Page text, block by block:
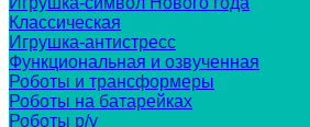
Классическая
Игрушка-антистресс
Функциональная и озвученная
Роботы и трансформеры
Роботы на батарейках
Роботы р/у